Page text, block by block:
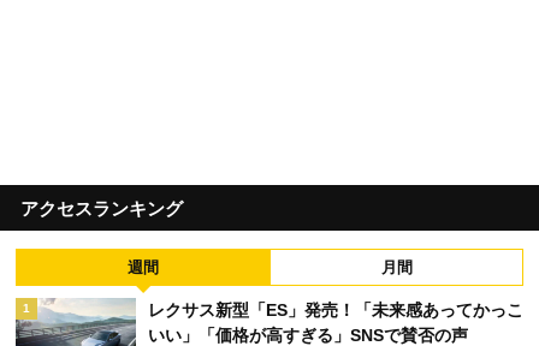
アクセスランキング
週間 月間
1
レクサス新型「ES」発売！「未来感あってかっこ
いい」「価格が高すぎる」SNSで賛否の声